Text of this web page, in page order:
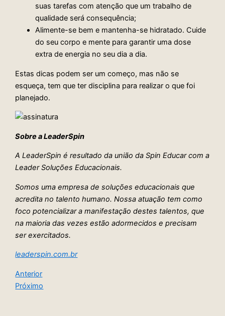
suas tarefas com atenção que um trabalho de
qualidade será consequência;
Alimente-se bem e mantenha-se hidratado. Cuide
do seu corpo e mente para garantir uma dose
extra de energia no seu dia a dia.
Estas dicas podem ser um começo, mas não se
esqueça, tem que ter disciplina para realizar o que foi
planejado.
Sobre a LeaderSpin
A LeaderSpin é resultado da união da Spin Educar com a
Leader Soluções Educacionais.
Somos uma empresa de soluções educacionais que
acredita no talento humano. Nossa atuação tem como
foco potencializar a manifestação destes talentos, que
na maioria das vezes estão adormecidos e precisam
ser exercitados.
leaderspin.com.br
Anterior
Próximo